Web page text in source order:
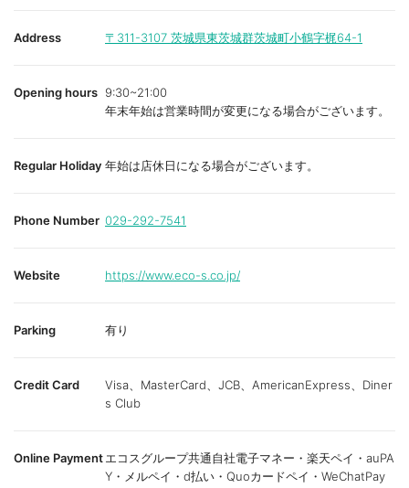
i
t
Address 〒311-3107 茨城県東茨城群茨城町小鶴字梶64-1
Opening hours 9:30~21:00
年末年始は営業時間が変更になる場合がございます。
Regular Holiday 年始は店休日になる場合がございます。
Phone Number 029-292-7541
Website https://www.eco-s.co.jp/
Parking 有り
Credit Card
Visa、MasterCard、JCB、AmericanExpress、Diner
s Club
Online Paymentエコスグループ共通自社電子マネー・楽天ペイ・auPA
Y・メルペイ・d払い・Quoカードペイ・WeChatPay